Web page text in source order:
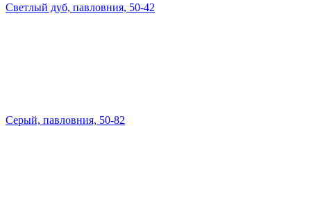
Светлый дуб, павловния, 50-42
Серый, павловния, 50-82